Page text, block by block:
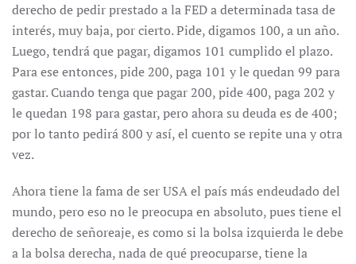
derecho de pedir prestado a la FED a determinada tasa de
interés, muy baja, por cierto. Pide, digamos 100, a un año.
Luego, tendrá que pagar, digamos 101 cumplido el plazo.
Para ese entonces, pide 200, paga 101 y le quedan 99 para
gastar. Cuando tenga que pagar 200, pide 400, paga 202 y
le quedan 198 para gastar, pero ahora su deuda es de 400;
por lo tanto pedirá 800 y así, el cuento se repite una y otra
vez.
Ahora tiene la fama de ser USA el país más endeudado del
mundo, pero eso no le preocupa en absoluto, pues tiene el
derecho de señoreaje, es como si la bolsa izquierda le debe
a la bolsa derecha, nada de qué preocuparse, tiene la